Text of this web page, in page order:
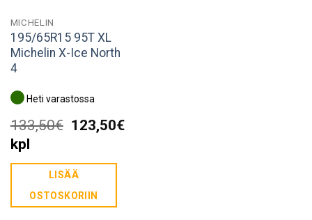
MICHELIN
195/65R15 95T XL
Michelin X-Ice North
4
Heti varastossa
133,50€ Alkuperäinen
oli:
133,50€.
123,50€Nykyinen
kpl
LISÄÄ
OSTOSKORIIN